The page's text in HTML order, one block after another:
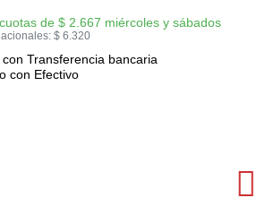
de $ 2.667 miércoles y sábados
$ 6.320
Transferencia bancaria
con Efectivo